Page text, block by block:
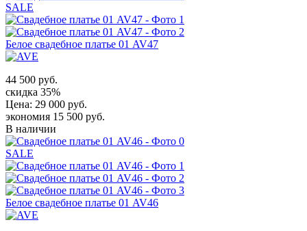
SALE
Белое свадебное платье 01 AV47
44 500 руб.
скидка 35%
Цена: 29 000 руб.
экономия 15 500 руб.
В наличии
SALE
Белое свадебное платье 01 AV46